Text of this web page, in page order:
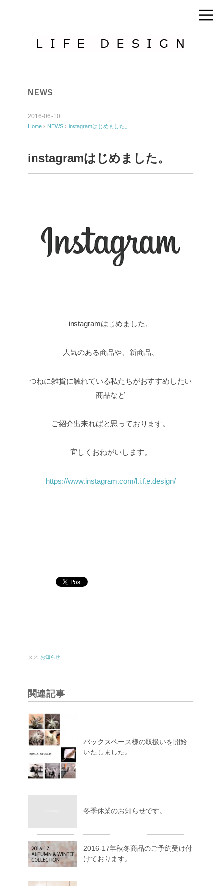
NEWS
2016-06-10
Home › NEWS › instagramはじめました。
instagramはじめました。
instagramはじめました。
人気のある商品や、新商品、
つねに雑貨に触れている私たちがおすすめしたい
商品など
ご紹介出来ればと思っております。
宜しくおねがいします。
https://www.instagram.com/l.i.f.e.design/
タグ: お知らせ
関連記事
バックスペース様の取扱いを開始
いたしました。
冬季休業のお知らせです。
2016-17年秋冬商品のご予約受け付
けております。